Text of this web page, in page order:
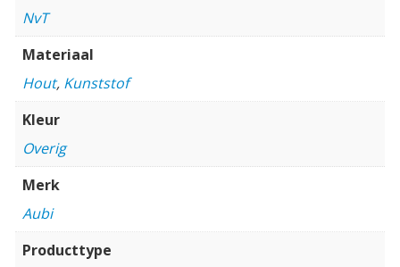
NvT
Materiaal
Hout, Kunststof
Kleur
Overig
Merk
Aubi
Producttype